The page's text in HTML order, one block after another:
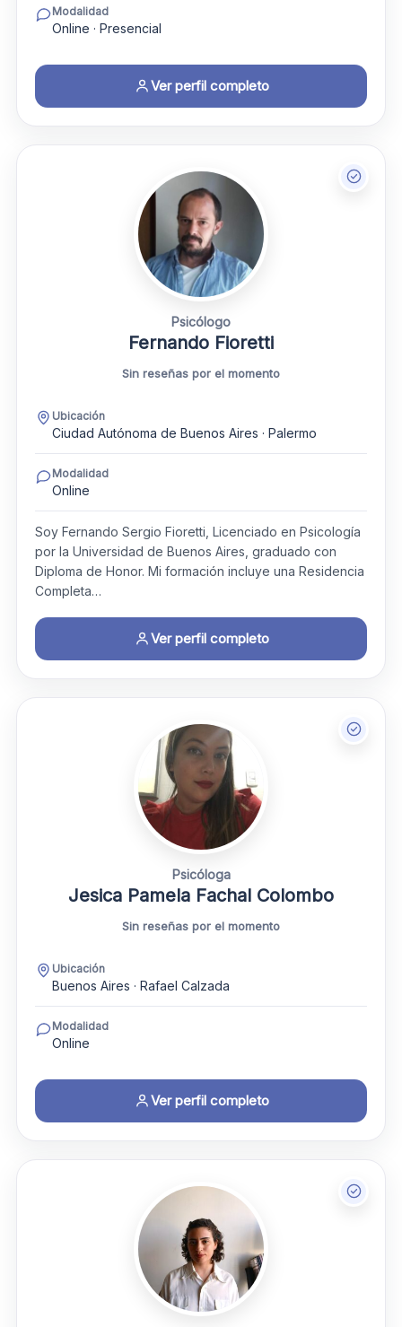
Modalidad
Online · Presencial
Ver perfil completo
Psicólogo
Fernando Fioretti
Sin reseñas por el momento
Ubicación
Ciudad Autónoma de Buenos Aires · Palermo
Modalidad
Online
Soy Fernando Sergio Fioretti, Licenciado en Psicología
por la Universidad de Buenos Aires, graduado con
Diploma de Honor. Mi formación incluye una Residencia
Completa…
Ver perfil completo
Psicóloga
Jesica Pamela Fachal Colombo
Sin reseñas por el momento
Ubicación
Buenos Aires · Rafael Calzada
Modalidad
Online
Ver perfil completo